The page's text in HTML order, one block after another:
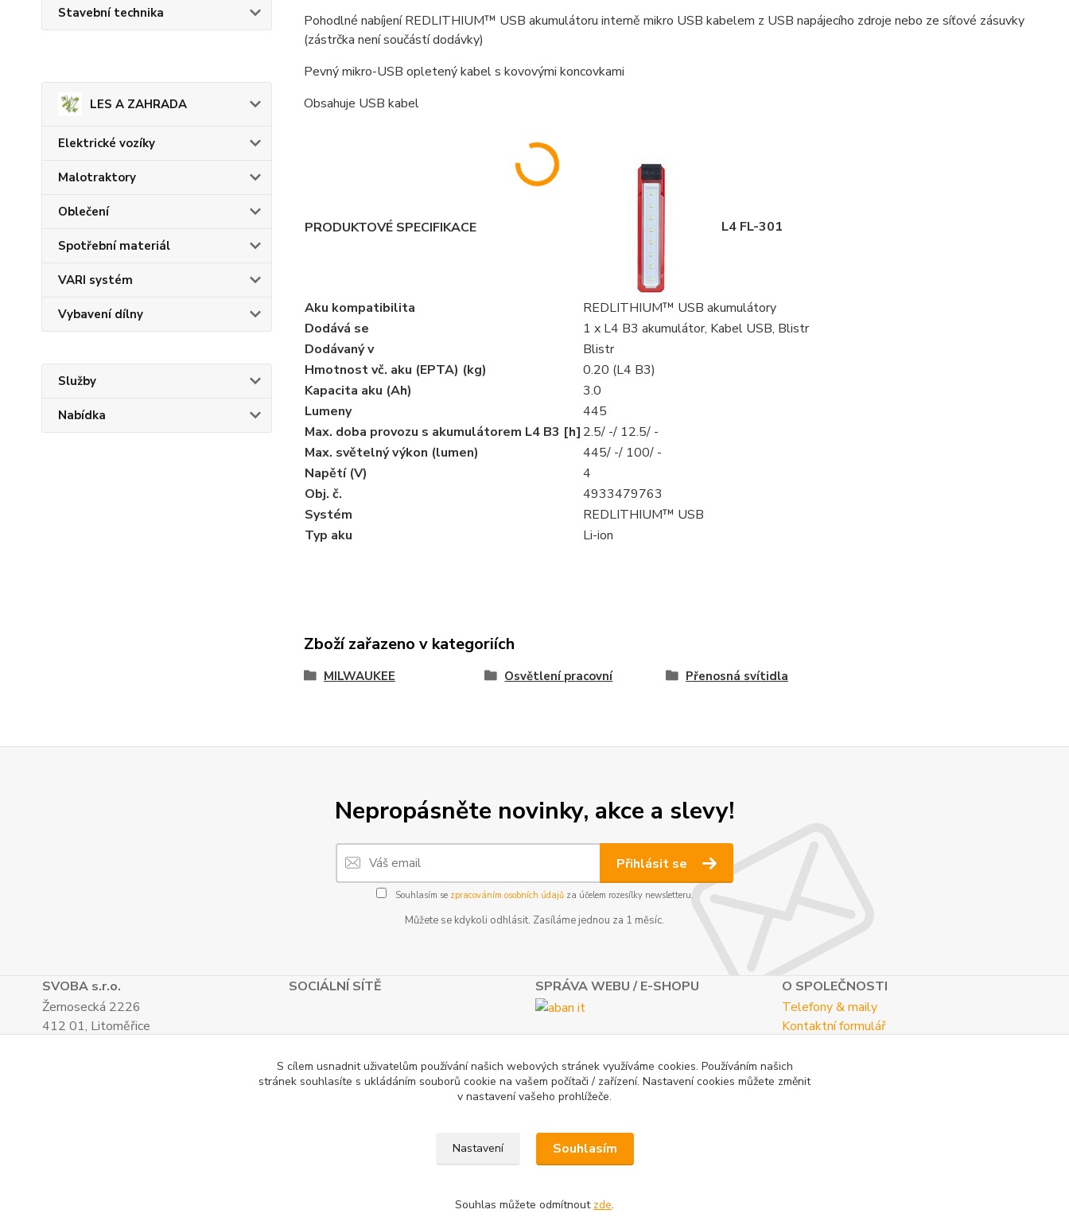
Stavební technika
LES A ZAHRADA
Elektrické vozíky
Malotraktory
Oblečení
Spotřební materiál
VARI systém
Vybavení dílny
Služby
Nabídka
Pohodlné nabíjení REDLITHIUM™ USB akumulátoru interně mikro USB kabelem z USB napájecího zdroje nebo ze síťové zásuvky
(zástrčka není součástí dodávky)
Pevný mikro-USB opletený kabel s kovovými koncovkami
Obsahuje USB kabel
PRODUKTOVÉ SPECIFIKACE L4 FL-301
Aku kompatibilita
REDLITHIUM™ USB akumulátory
Dodává se
1 x L4 B3 akumulátor, Kabel USB, Blistr
Dodávaný v
Blistr
Hmotnost vč. aku (EPTA) (kg)
0.20 (L4 B3)
Kapacita aku (Ah)
3.0
Lumeny
445
Max. doba provozu s akumulátorem L4 B3 [h] 2.5/ -/ 12.5/ -
Max. světelný výkon (lumen)
445/ -/ 100/ -
Napětí (V)
4
Obj. č.
4933479763
Systém
REDLITHIUM™ USB
Typ aku
Li-ion
Zboží zařazeno v kategoriích
MILWAUKEE Osvětlení pracovní Přenosná svítidla
Nepropásněte novinky, akce a slevy!
Přihlásit se
Souhlasím se zpracováním osobních údajůza účelem rozesílky newsletteru.
Můžete se kdykoli odhlásit. Zasíláme jednou za 1 měsíc.
SVOBA s.r.o. SOCIÁLNÍ SÍTĚ SPRÁVA WEBU / E-SHOPU
O SPOLEČNOSTI
Žernosecká 2226
412 01, Litoměřice
Telefony & maily
Kontaktní formulář
S cílem usnadnit uživatelům používání našich webových stránek využíváme cookies. Používáním našich
stránek souhlasíte s ukládáním souborů cookie na vašem počítači / zařízení. Nastavení cookies můžete změnit
v nastavení vašeho prohlížeče.
Nastavení Souhlasím
Souhlas můžete odmítnout zde.